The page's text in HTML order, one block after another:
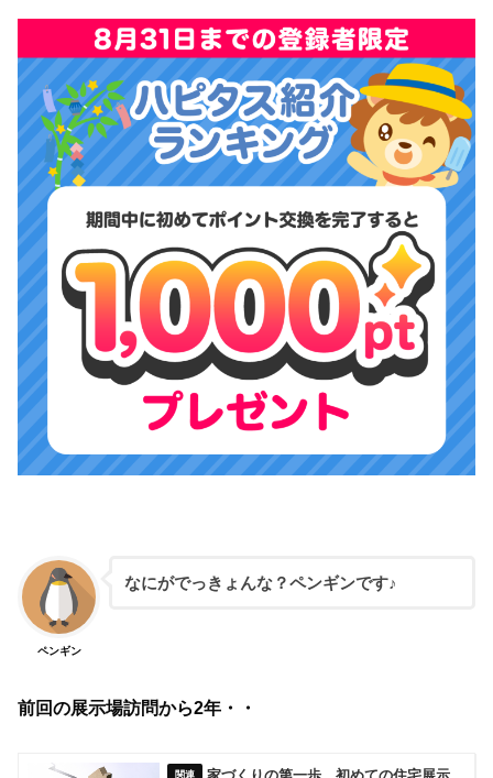
ペンギン
なにがでっきょんな？ペンギンです♪
前回の展示場訪問から2年・・